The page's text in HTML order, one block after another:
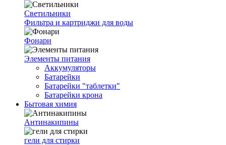
Светильники
Фильтра и картриджи для воды
Фонари
Элементы питания
Аккумуляторы
Батарейки
Батарейки "таблетки"
Батарейки крона
Бытовая химия
Антинакипины
гели для стирки